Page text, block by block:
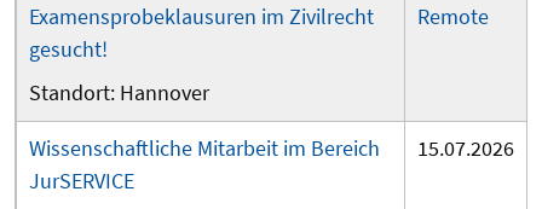
Examensprobeklausuren im Zivilrecht
gesucht!
Hannover
Remote
Wissenschaftliche Mitarbeit im Bereich
JurSERVICE
15.07.2026